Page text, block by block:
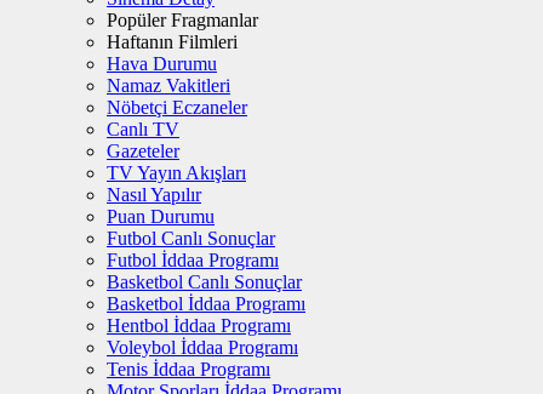
Popüler Fragmanlar
Haftanın Filmleri
Hava Durumu
Namaz Vakitleri
Nöbetçi Eczaneler
Canlı TV
Gazeteler
TV Yayın Akışları
Nasıl Yapılır
Puan Durumu
Futbol Canlı Sonuçlar
Futbol İddaa Programı
Basketbol Canlı Sonuçlar
Basketbol İddaa Programı
Hentbol İddaa Programı
Voleybol İddaa Programı
Tenis İddaa Programı